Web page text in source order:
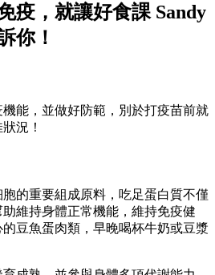
疫，就讓好食課 Sandy
你！
能，並做好防範，別於打疫苗前就
況！
的重要組成原料，吃足蛋白質不僅
維持身體正常機能，維持免疫健
豆魚蛋肉類，早晚喝杯牛奶或豆漿